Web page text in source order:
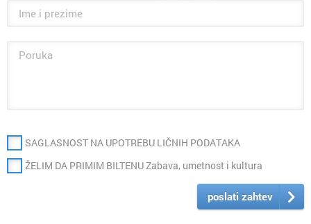
SAGLASNOST NA UPOTREBU LIČNIH PODATAKA
ŽELIM DA PRIMIM BILTENU Zabava, umetnost i kultura
poslati zahtev